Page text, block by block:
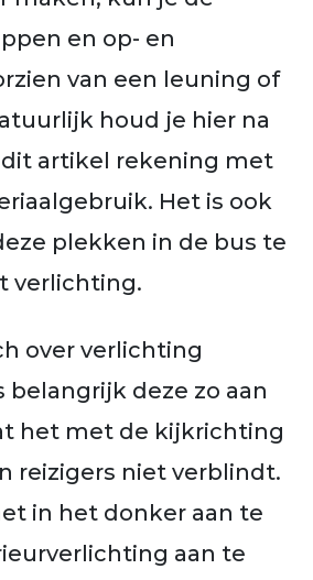
en op- en
van een leuning of
houd je hier na
artikel rekening met
Het is ook
plekken in de bus te
verlichting.
over verlichting
belangrijk deze zo aan
het met de kijkrichting
reizigers niet verblindt.
in het donker aan te
aan te